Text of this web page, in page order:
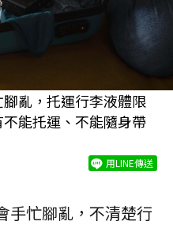
亂，托運行李液體限
能托運、不能隨身帶
用LINE傳送
手忙腳亂，不清楚行